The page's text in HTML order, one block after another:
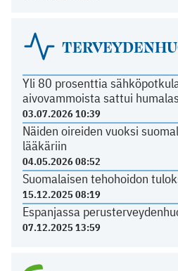
Yli 80 prosenttia
aivovammoista sattui
03.07.2026 10:39
Näiden oireiden vuoksi
lääkäriin
04.05.2026 08:52
Suomalaisen tehohoidon
15.12.2025 08:19
Espanjassa
07.12.2025 13:59